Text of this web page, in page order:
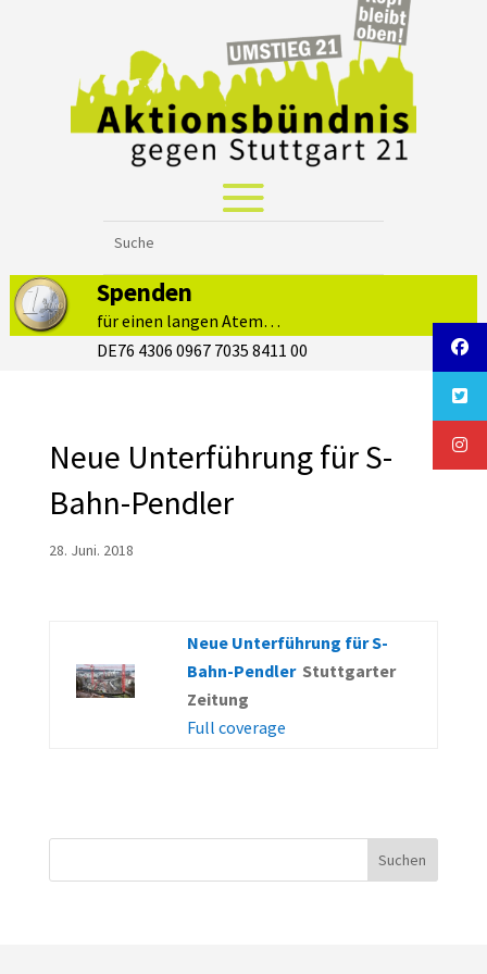
Spenden
für einen langen Atem…
DE76 4306 0967 7035 8411 00
Neue Unterführung für S-
Bahn-Pendler
28. Juni. 2018
Neue Unterführung für S-
Bahn-Pendler Stuttgarter
Zeitung
Full coverage
Suchen